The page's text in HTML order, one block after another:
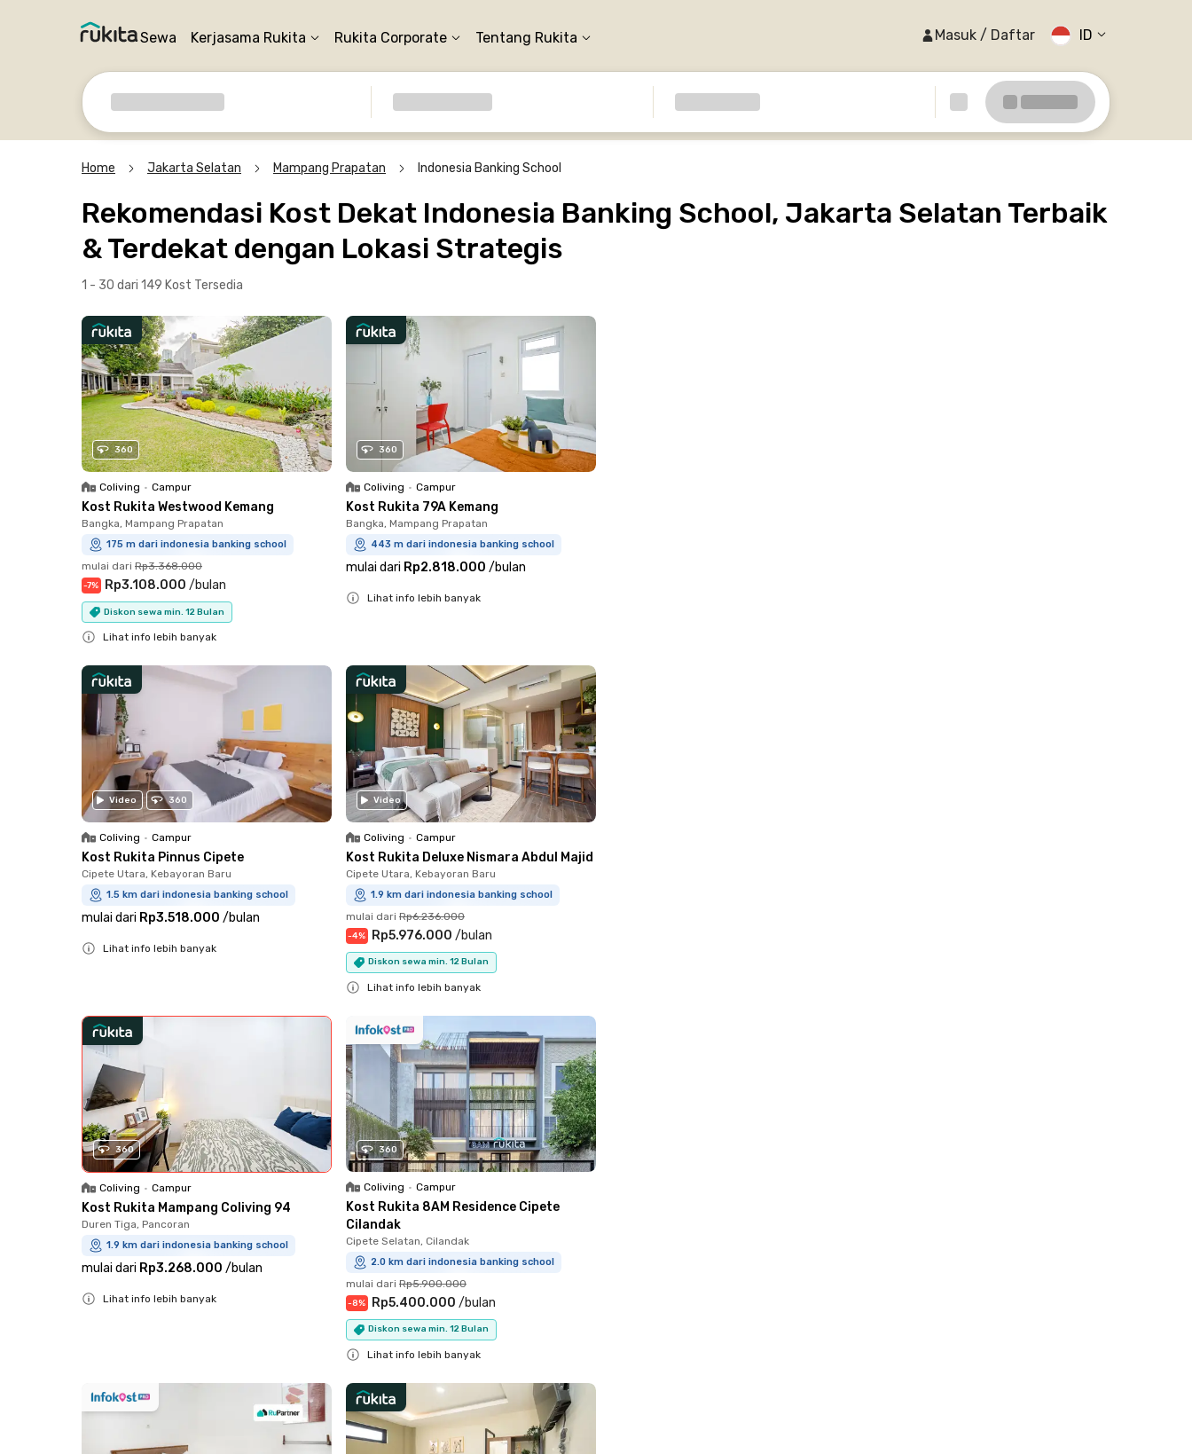
Sewa Kerjasama Rukita Rukita Corporate Tentang Rukita Masuk / Daftar ID
Home Jakarta Selatan Mampang Prapatan Indonesia Banking School
Rekomendasi Kost Dekat Indonesia Banking School, Jakarta Selatan Terbaik
& Terdekat dengan Lokasi Strategis
1 - 30 dari 149 Kost Tersedia
360
Coliving • Campur
Kost Rukita Westwood Kemang
Bangka, Mampang Prapatan
175 m dari indonesia banking school
mulai dari Rp3.368.000
-7% Rp3.108.000 /bulan
Diskon sewa min. 12 Bulan
Lihat info lebih banyak
360
Coliving • Campur
Kost Rukita 79A Kemang
Bangka, Mampang Prapatan
443 m dari indonesia banking school
mulai dari Rp2.818.000 /bulan
Lihat info lebih banyak
Video 360
Coliving • Campur
Kost Rukita Pinnus Cipete
Cipete Utara, Kebayoran Baru
1.5 km dari indonesia banking school
mulai dari Rp3.518.000 /bulan
Lihat info lebih banyak
Video
Coliving • Campur
Kost Rukita Deluxe Nismara Abdul Majid
Cipete Utara, Kebayoran Baru
1.9 km dari indonesia banking school
mulai dari Rp6.236.000
-4% Rp5.976.000 /bulan
Diskon sewa min. 12 Bulan
Lihat info lebih banyak
360
Coliving • Campur
Kost Rukita Mampang Coliving 94
Duren Tiga, Pancoran
1.9 km dari indonesia banking school
mulai dari Rp3.268.000 /bulan
Lihat info lebih banyak
360
Coliving • Campur
Kost Rukita 8AM Residence Cipete
Cilandak
Cipete Selatan, Cilandak
2.0 km dari indonesia banking school
mulai dari Rp5.900.000
-8% Rp5.400.000 /bulan
Diskon sewa min. 12 Bulan
Lihat info lebih banyak